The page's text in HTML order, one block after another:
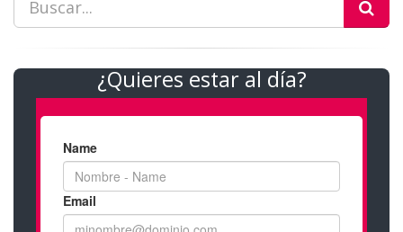
¿Quieres estar al día?